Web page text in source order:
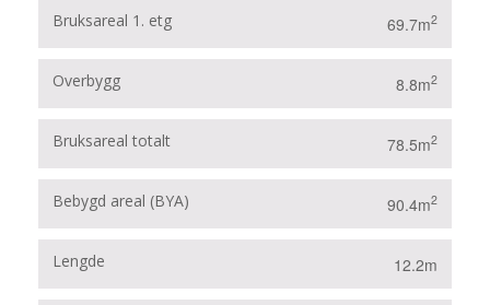
Bruksareal 1. etg 69.7m2
Overbygg 8.8m2
Bruksareal totalt 78.5m2
Bebygd areal (BYA) 90.4m2
Lengde 12.2m